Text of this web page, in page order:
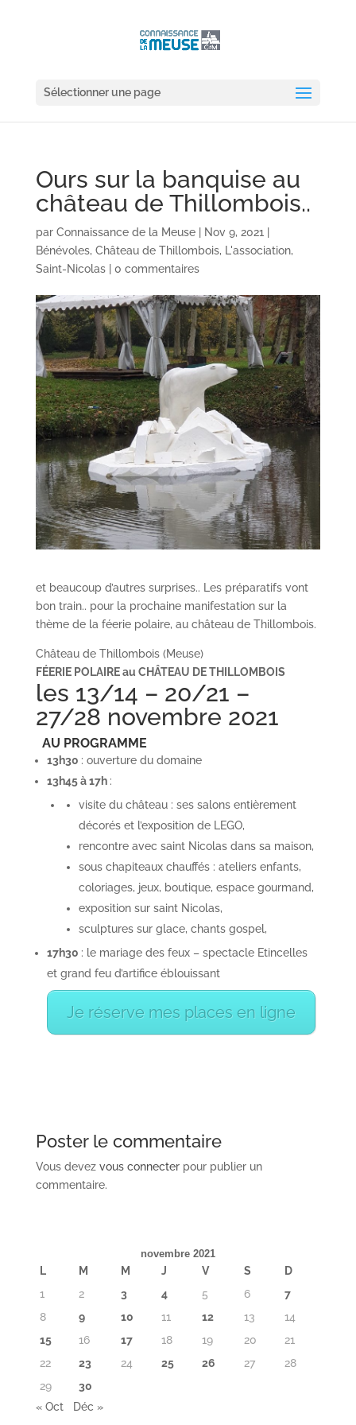
Sélectionner une page
Ours sur la banquise au
château de Thillombois..
par Connaissance de la Meuse| Nov 9, 2021
Bénévoles, Château de Thillombois, L'association,
Saint-Nicolas| 0 commentaires
et beaucoup d’autres surprises.. Les préparatifs vont
bon train.. pour la prochaine manifestation sur la
thème de la féerie polaire, au château de Thillombois.
Château de Thillombois (Meuse)
FÉERIE POLAIRE au CHÂTEAU DE THILLOMBOIS
les 13/14 – 20/21 –
27/28 novembre 2021
AU PROGRAMME
13h30 : ouverture du domaine
13h45 à 17h :
visite du château : ses salons entièrement
décorés et l’exposition de LEGO,
rencontre avec saint Nicolas dans sa maison,
sous chapiteaux chauffés : ateliers enfants,
coloriages, jeux, boutique, espace gourmand,
exposition sur saint Nicolas,
sculptures sur glace, chants gospel,
17h30 : le mariage des feux – spectacle Etincelles
et grand feu d’artifice éblouissant
Je réserve mes places en ligne
Poster le commentaire
Vous devez vous connecterpour publier un
commentaire.
novembre 2021
L M M J V S
D
1
2 3 4 5 6
7
8
9 10 11 12 13
14
15
16 17 18 19 20
21
22
23 24 25 26 27
28
29
30
« Oct
Déc »